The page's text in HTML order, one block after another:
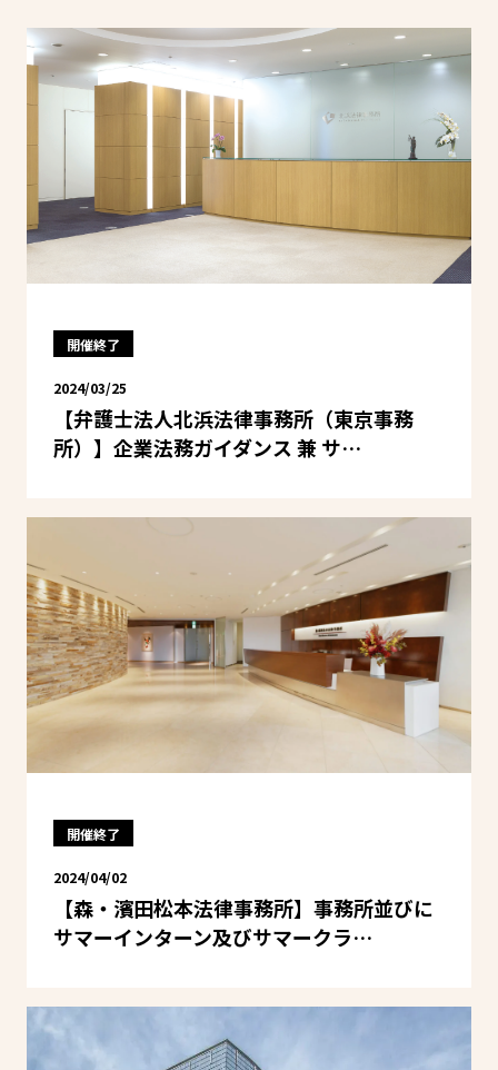
開催終了
2024/03/25
【弁護士法人北浜法律事務所（東京事務
所）】企業法務ガイダンス 兼 サ…
開催終了
2024/04/02
【森・濱田松本法律事務所】事務所並びに
サマーインターン及びサマークラ…